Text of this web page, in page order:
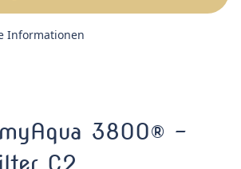
Informationen
3800® –
C2